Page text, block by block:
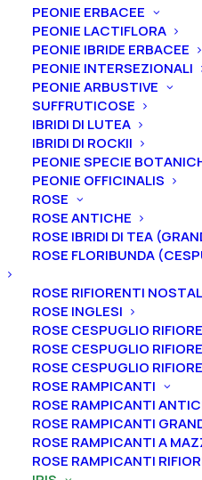
PEONIE ERBACEE
PEONIE LACTIFLORA
PEONIE IBRIDE ERBACEE
PEONIE INTERSEZIONALI
PEONIE ARBUSTIVE
SUFFRUTICOSE
IBRIDI DI LUTEA
IBRIDI DI ROCKII
PEONIE SPECIE
PEONIE OFFICINALIS
ROSE
ROSE ANTICHE
ROSE IBRIDI DI TEA
ROSE FLORIBUNDA
ROSE RIFIORENTI
ROSE INGLESI
ROSE CESPUGLIO
ROSE CESPUGLIO
ROSE CESPUGLIO
ROSE RAMPICANTI
ROSE RAMPICANTI
ROSE RAMPICANTI
ROSE RAMPICANTI A
ROSE RAMPICANTI
Home Iris
Iris germanica “Bocca di
Iris
Rosa”
From12,00€
L’iris germanica “Bocca di
sfumato albicocca sulle
stilali uguali, bande laterali
rosso-rosa chiaro con